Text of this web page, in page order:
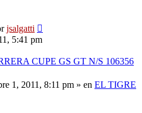
jsalgatti
5:41 pm
CUPE GS GT N/S 106356
1, 2011, 8:11 pm » en EL TIGRE